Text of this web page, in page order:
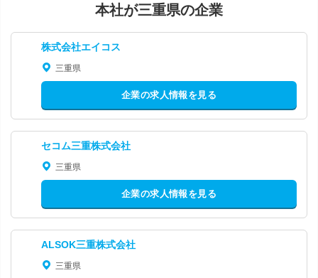
本社が三重県の企業
株式会社エイコス
三重県
企業の求人情報を見る
セコム三重株式会社
三重県
企業の求人情報を見る
ALSOK三重株式会社
三重県